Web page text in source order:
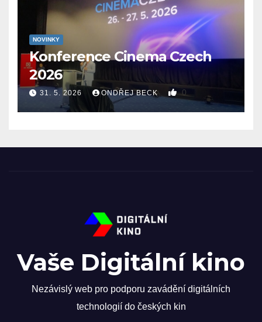
NOVINKY
Konference Cinema Czech
2026
31. 5. 2026 ONDŘEJ BECK 0
Vaše Digitální kino
Nezávislý web pro podporu zavádění digitálních
technologií do českých kin